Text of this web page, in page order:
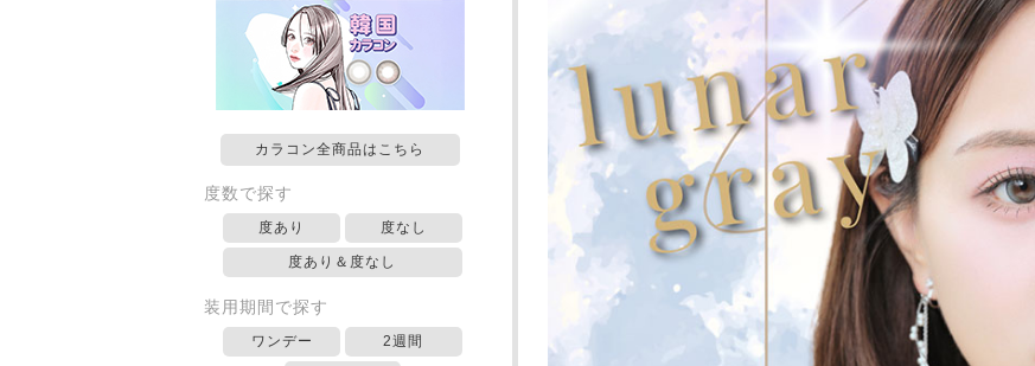
カラコン全商品はこちら
度数で探す
度あり 度なし
度あり＆度なし
装用期間で探す
ワンデー 2週間